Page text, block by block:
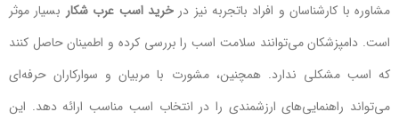
مشاوره با کارشناسان و افراد باتجربه نیز درخرید اسب عرب شکار بسیار موثر
است. دامپزشکان می‌توانند سلامت اسب را بررسی کرده و اطمینان حاصل کنند
که اسب مشکلی ندارد. همچنین، مشورت با مربیان و سوارکاران حرفه‌ای
می‌تواند راهنمایی‌های ارزشمندی را در انتخاب اسب مناسب ارائه دهد. این